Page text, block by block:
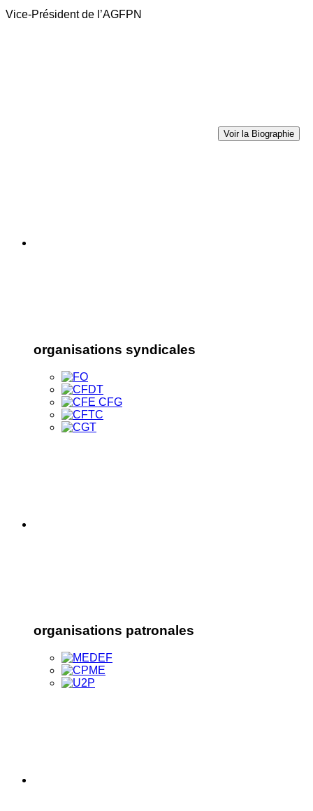
Vice-Président de l’AGFPN
Voir la Biographie
organisations syndicales
organisations patronales